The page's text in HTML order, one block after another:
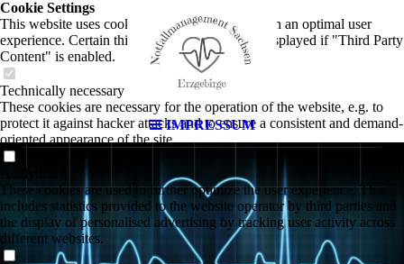
IMPRESSUM
Cookie Settings
This website uses cookies to provide visitors with an optimal user
experience. Certain third party content is only displayed if "Third Party
Content" is enabled.
Technically necessary
These cookies are necessary for the operation of the website, e.g. to
protect it against hacker attacks and to ensure a consistent and demand-
oriented appearance of the site.
Analytical
These cookies are used to further optimize the user experience. This
includes statistics provided to the website operator by third parties and
the display of personalised advertising by tracking user activity across
different websites.